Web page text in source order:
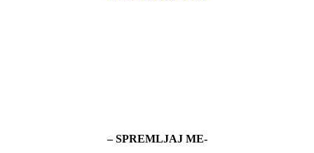
– SPREMLJAJ ME-